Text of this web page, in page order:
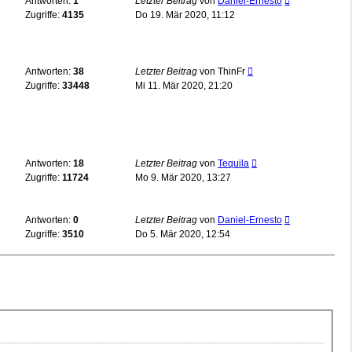
Zugriffe: 4135
Do 19. Mär 2020, 11:12
Antworten: 38
Zugriffe: 33448
Letzter Beitrag von ThinFr
Mi 11. Mär 2020, 21:20
Antworten: 18
Zugriffe: 11724
Letzter Beitrag von Tequila
Mo 9. Mär 2020, 13:27
Antworten: 0
Zugriffe: 3510
Letzter Beitrag von Daniel-Ernesto
Do 5. Mär 2020, 12:54